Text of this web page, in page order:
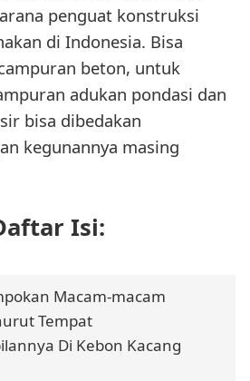
penguat konstruksi
di Indonesia. Bisa
beton, untuk
adukan pondasi dan
bisa dibedakan
kegunannya masing
Isi:
Macam-macam
Tempat
Di Kebon Kacang